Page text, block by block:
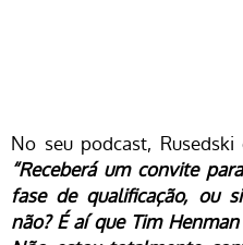
No seu podcast,
“Receberá um convite
fase de qualificação, ou
não? É aí que Tim